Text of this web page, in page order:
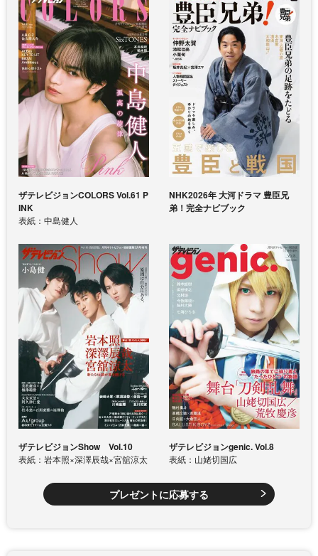
ザテレビジョンCOLORS Vol.61 P
INK
表紙：中島健人
NHK2026年 大河ドラマ 豊臣兄
弟！完全ナビブック
ザテレビジョンShow Vol.10
表紙：岩本照×深澤辰哉×宮舘涼太
ザテレビジョンgenic. Vol.8
表紙：山姥切国広
プレゼントに応募する